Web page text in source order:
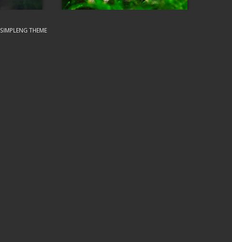
SIMPLENG THEME